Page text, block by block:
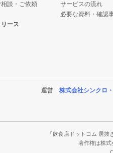
居抜き売却物件の案件一覧
抜き売却物件の案件一覧
抜き売却物件の案件一覧
居抜き売却物件の案件一覧
居抜き売却物件の案件一覧
居抜き売却物件の案件一覧
抜き売却物件の案件一覧
の居抜き売却物件の案件一覧
抜き売却物件の案件一覧
談・ご依頼
ース
サービスの流れ
必要な資料・確認
運営 株式会社シンクロ
「飲食店ドットコム 居抜
著作権は株式